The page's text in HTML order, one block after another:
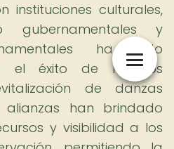
instituciones culturales,
gubernamentales y
ha sido
el éxito de muchos
de danzas
alianzas han brindado
y visibilidad a los